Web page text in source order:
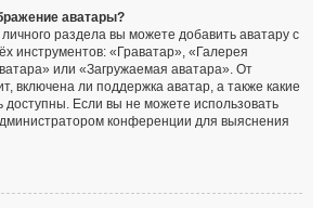
аватары?
раздела вы можете добавить аватару с
инструментов: «Граватар», «Галерея
или «Загружаемая аватара». От
включена ли поддержка аватар, а также какие
доступны. Если вы не можете использовать
конференции для выяснения